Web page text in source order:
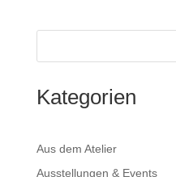
Kategorien
Aus dem Atelier
Ausstellungen & Events